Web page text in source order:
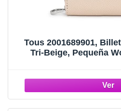
Tous 2001689901,
Tri-Beige, Pequeña